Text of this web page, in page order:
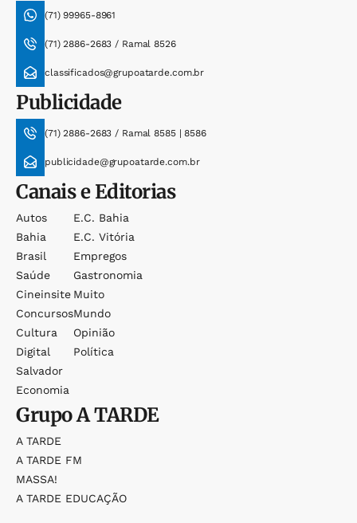
(71) 99965-8961
(71) 2886-2683 / Ramal 8526
classificados@grupoatarde.com.br
Publicidade
(71) 2886-2683 / Ramal 8585 | 8586
publicidade@grupoatarde.com.br
Canais e Editorias
Autos
Bahia
Brasil
Saúde
Cineinsite
Concursos
Cultura
Digital
Salvador
Economia
E.c. Bahia
E.c. Vitória
Empregos
Gastronomia
Muito
Mundo
Opinião
Política
GrupoA TARDE
A TARDE
A TARDE FM
MASSA!
A TARDE EDUCAÇÃO